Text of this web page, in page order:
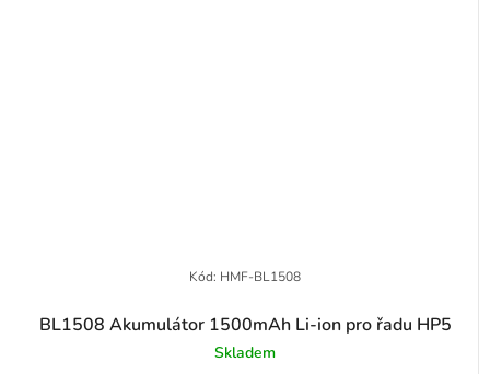
BL1508 Akumulátor 1500mAh Li-ion pro řadu HP5
Skladem
Kód: HMF-BL1508